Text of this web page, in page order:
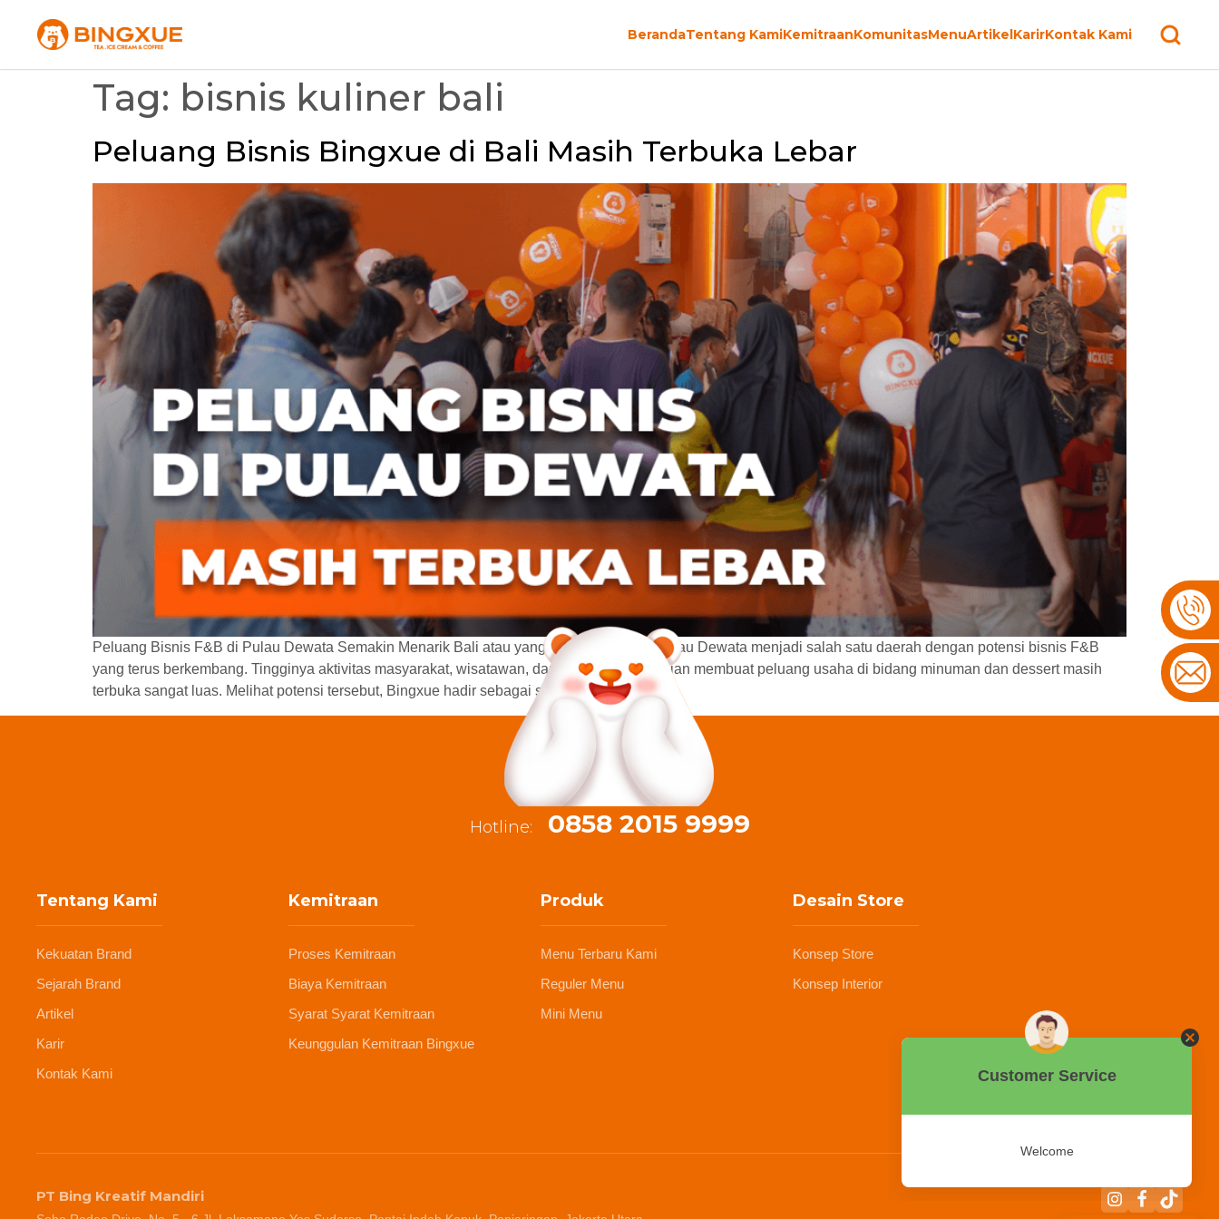
BerandaTentang KamiKemitraanKomunitasMenuArtikelKarirKontak Kami
Tag: bisnis kuliner bali
Peluang Bisnis Bingxue di Bali Masih Terbuka Lebar
Peluang Bisnis F&B di Pulau Dewata Semakin Menarik Bali atau yang dikenal sebagai Pulau Dewata menjadi salah satu daerah dengan potensi bisnis F&B
yang terus berkembang. Tingginya aktivitas masyarakat, wisatawan, dan tren kuliner kekinian membuat peluang usaha di bidang minuman dan dessert masih
terbuka sangat luas. Melihat potensi tersebut, Bingxue hadir sebagai salah satu brand […]
Hotline: 0858 2015 9999
Tentang Kami
Kekuatan Brand
Sejarah Brand
Artikel
Karir
Kontak Kami
Kemitraan
Proses Kemitraan
Biaya Kemitraan
Syarat Syarat Kemitraan
Keunggulan Kemitraan Bingxue
Produk
Menu Terbaru Kami
Reguler Menu
Mini Menu
Desain Store
Konsep Store
Konsep Interior
PT Bing Kreatif Mandiri